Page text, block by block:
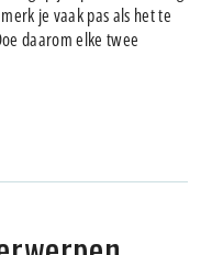
je vaak pas als het te
daarom elke twee